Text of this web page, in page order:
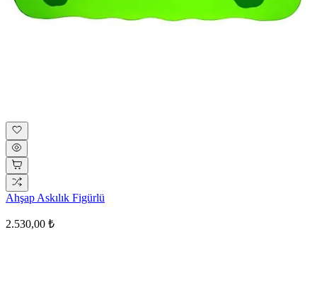
Ahşap Askılık Figürlü
2.530,00 ₺